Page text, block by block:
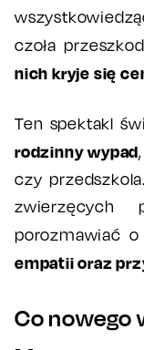
czoła
nich kryje się
Ten spektakl
rodzinny wypad
czy
zwierzęcych
porozmawiać o
empatii oraz
Co nowego